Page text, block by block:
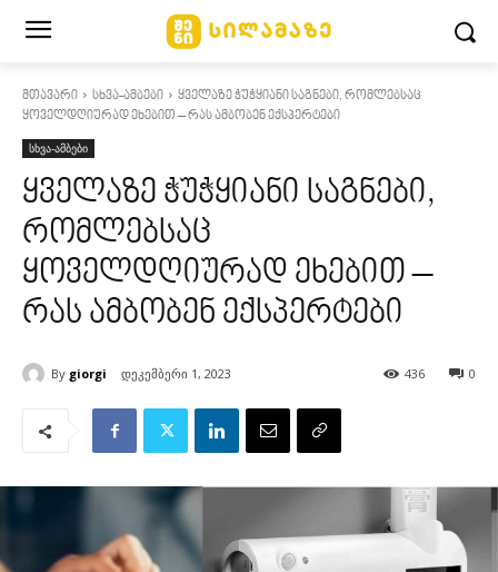
მთავარი სხვა-ამბები
ყველაზე ჭუჭყიანი საგნები, რომლებსაც
ყოველდღიურად ეხებით – რას ამბობენ ექსპერტები
სხვა-ამბები
ყველაზე ჭუჭყიანი საგნები,
რომლებსაც
ყოველდღიურად ეხებით –
რას ამბობენ ექსპერტები
By giorgi დეკემბერი 1, 2023 0
436